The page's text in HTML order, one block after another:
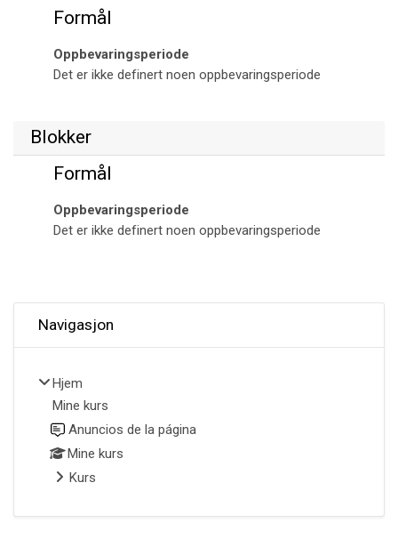
Formål
Oppbevaringsperiode
Det er ikke definert noen oppbevaringsperiode
Blokker
Formål
Oppbevaringsperiode
Det er ikke definert noen oppbevaringsperiode
Navigasjon
Hjem
Mine kurs
Anuncios de la página
Mine kurs
Kurs